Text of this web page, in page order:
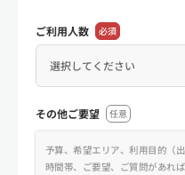
ご利用人数 必須
その他ご要望 任意